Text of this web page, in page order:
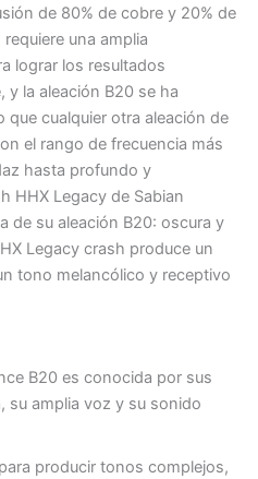
de 80% de cobre y 20% de
una amplia
lograr los resultados
y la aleación B20 se ha
cualquier otra aleación de
el rango de frecuencia más
hasta profundo y
HHX Legacy de Sabian
de su aleación B20: oscura y
Legacy crash produce un
tono melancólico y receptivo
B20 es conocida por sus
su amplia voz y su sonido
producir tonos complejos,